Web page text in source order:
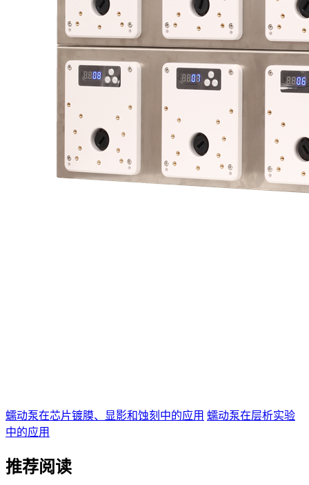
蠕动泵在芯片镀膜、显影和蚀刻中的应用 蠕动泵在层析实验
中的应用
推荐阅读